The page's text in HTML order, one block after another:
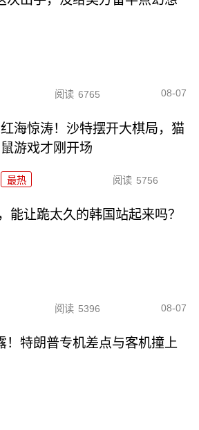
阅读 6765 08-07
红海惊涛！沙特摆开大棋局，猫
鼠游戏才刚开场
最热 阅读 5756
能让跪太久的韩国站起来吗？
阅读 5396 08-07
！特朗普专机差点与客机撞上